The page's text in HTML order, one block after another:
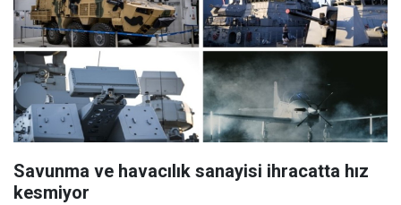
Savunma ve havacılık sanayisi ihracatta hız
kesmiyor